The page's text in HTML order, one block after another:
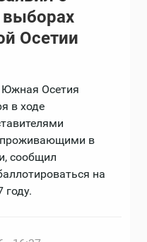
выборах
Осетии
Южная Осетия
в ходе
проживающими в
сообщил
на
году.